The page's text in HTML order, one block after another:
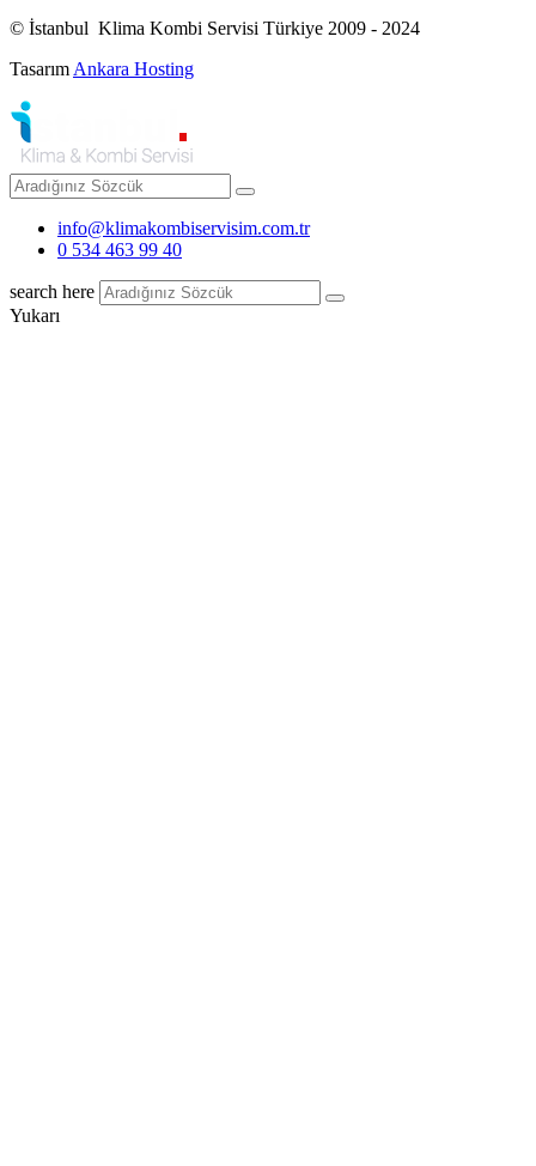
© İstanbul Klima Kombi Servisi Türkiye 2009 - 2024
Tasarım Ankara Hosting
info@klimakombiservisim.com.tr
0 534 463 99 40
search here
Yukarı